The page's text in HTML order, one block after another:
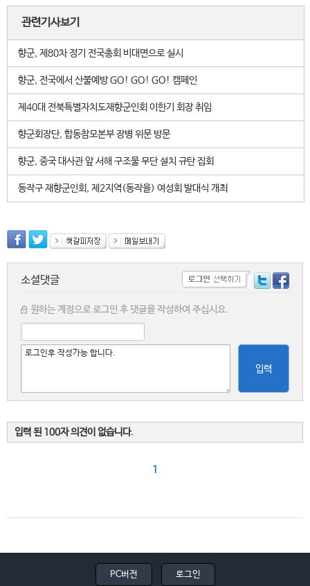
관련기사보기
향군, 제80차 정기 전국총회 비대면으로 실시
향군, 전국에서 산불예방 GO! GO! GO! 캠페인
제40대 전북특별자치도재향군인회 이한기 회장 취임
향군회장단, 합동참모본부 장병 위문 방문
향군, 중국 대사관 앞 서해 구조물 무단 설치 규탄 집회
동작구 재향군인회, 제2지역(동작을) 여성회 발대식 개최
소셜댓글
원하는 계정으로 로그인 후 댓글을 작성하여 주십시요.
입력
입력 된 100자 의견이 없습니다.
1
PC버전 로그인